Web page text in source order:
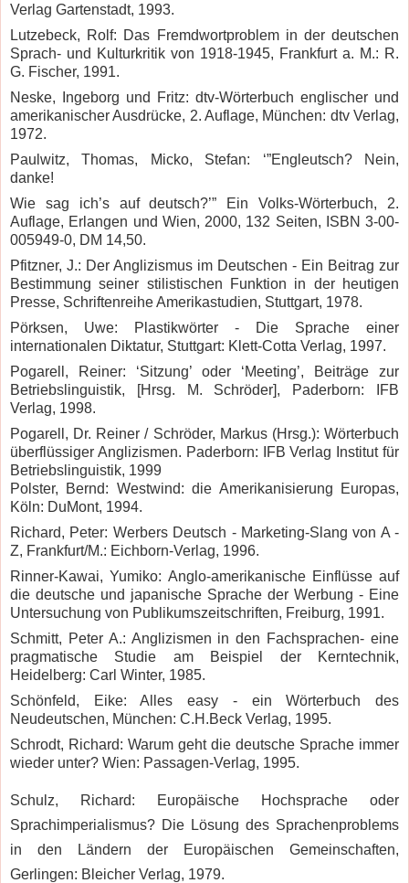
Verlag Gartenstadt, 1993.
Lutzebeck, Rolf: Das Fremdwortproblem in der deutschen
Sprach- und Kulturkritik von 1918-1945, Frankfurt a. M.: R.
G. Fischer, 1991.
Neske, Ingeborg und Fritz: dtv-Wörterbuch englischer und
amerikanischer Ausdrücke, 2. Auflage, München: dtv Verlag,
1972.
Paulwitz, Thomas, Micko, Stefan: ‘”Engleutsch? Nein,
danke!
Wie sag ich’s auf deutsch?’” Ein Volks-Wörterbuch, 2.
Auflage, Erlangen und Wien, 2000, 132 Seiten, ISBN 3-00-
005949-0, DM 14,50.
Pfitzner, J.: Der Anglizismus im Deutschen - Ein Beitrag zur
Bestimmung seiner stilistischen Funktion in der heutigen
Presse, Schriftenreihe Amerikastudien, Stuttgart, 1978.
Pörksen, Uwe: Plastikwörter - Die Sprache einer
internationalen Diktatur, Stuttgart: Klett-Cotta Verlag, 1997.
Pogarell, Reiner: ‘Sitzung’ oder ‘Meeting’, Beiträge zur
Betriebslinguistik, [Hrsg. M. Schröder], Paderborn: IFB
Verlag, 1998.
Pogarell, Dr. Reiner / Schröder, Markus (Hrsg.): Wörterbuch
überflüssiger Anglizismen. Paderborn: IFB Verlag Institut für
Betriebslinguistik, 1999
Polster, Bernd: Westwind: die Amerikanisierung Europas,
Köln: DuMont, 1994.
Richard, Peter: Werbers Deutsch - Marketing-Slang von A -
Z, Frankfurt/M.: Eichborn-Verlag, 1996.
Rinner-Kawai, Yumiko: Anglo-amerikanische Einflüsse auf
die deutsche und japanische Sprache der Werbung - Eine
Untersuchung von Publikumszeitschriften, Freiburg, 1991.
Schmitt, Peter A.: Anglizismen in den Fachsprachen- eine
pragmatische Studie am Beispiel der Kerntechnik,
Heidelberg: Carl Winter, 1985.
Schönfeld, Eike: Alles easy - ein Wörterbuch des
Neudeutschen, München: C.H.Beck Verlag, 1995.
Schrodt, Richard: Warum geht die deutsche Sprache immer
wieder unter? Wien: Passagen-Verlag, 1995.
Schulz, Richard: Europäische Hochsprache oder
Sprachimperialismus? Die Lösung des Sprachenproblems
in den Ländern der Europäischen Gemeinschaften,
Gerlingen: Bleicher Verlag, 1979.